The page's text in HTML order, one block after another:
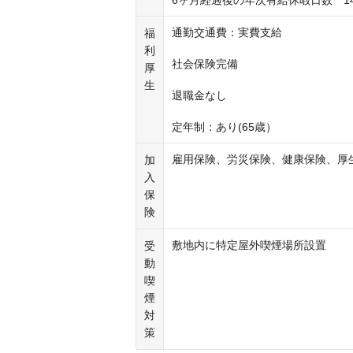
福
利
厚
生
通勤交通費：実費支給
社会保険完備
退職金なし
定年制：あり(65歳）
加
入
保
険
雇用保険、労災保険、健康保険、厚
受
動
喫
煙
対
策
敷地内に特定屋外喫煙場所設置